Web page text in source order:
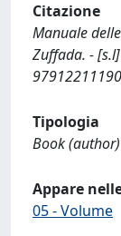
Citazione
Manuale
Zuffada. -
Tipologia
Book (author)
Appare
05 - Volume